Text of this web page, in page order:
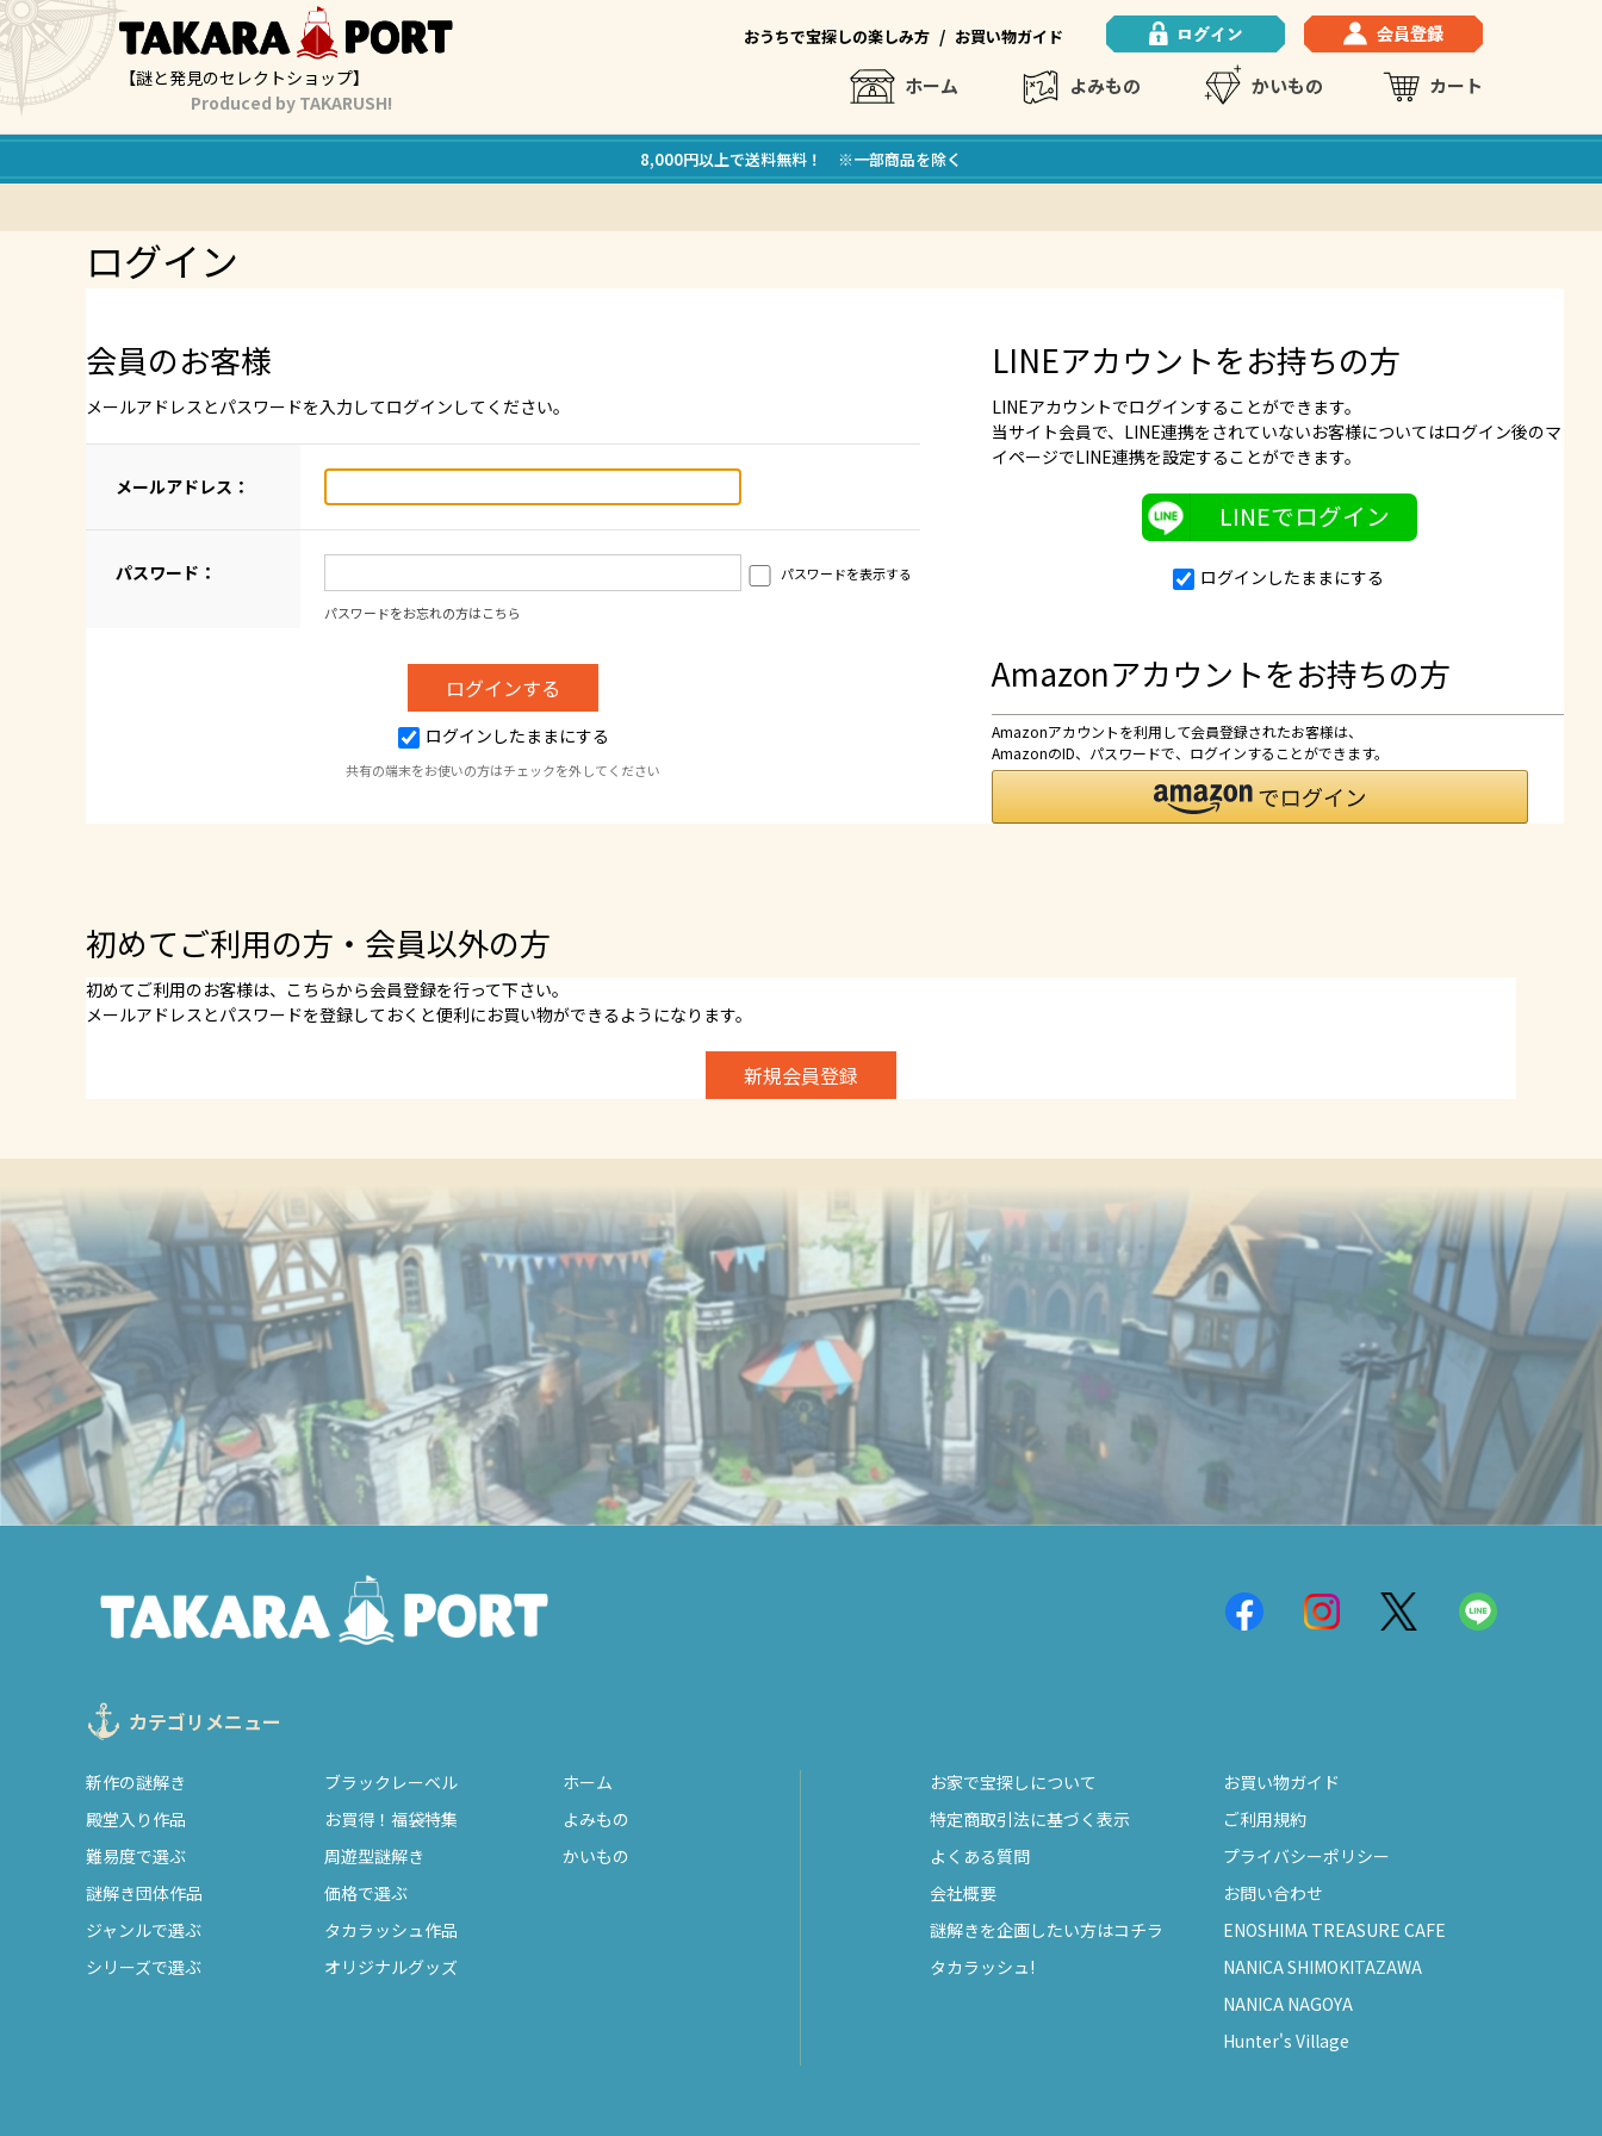
【謎と発見のセレクトショップ】
Produced by TAKARUSH!
おうちで宝探しの楽しみ方 / お買い物ガイド
ホーム よみもの かいもの カート
8,000円以上で送料無料！ ※一部商品を除く
ログイン
会員のお客様
メールアドレスとパスワードを入力してログインしてください。
メールアドレス：
パスワード： パスワードを表示する
パスワードをお忘れの方はこちら
ログインしたままにする
共有の端末をお使いの方はチェックを外してください
LINEアカウントをお持ちの方
LINEアカウントでログインすることができます。
当サイト会員で、LINE連携をされていないお客様についてはログイン後のマ
イページでLINE連携を設定することができます。
LINEでログイン
ログインしたままにする
Amazonアカウントをお持ちの方
Amazonアカウントを利用して会員登録されたお客様は、
AmazonのID、パスワードで、ログインすることができます。
初めてご利用の方・会員以外の方
初めてご利用のお客様は、こちらから会員登録を行って下さい。
メールアドレスとパスワードを登録しておくと便利にお買い物ができるようになります。
カテゴリメニュー
新作の謎解き
殿堂入り作品
難易度で選ぶ
謎解き団体作品
ジャンルで選ぶ
シリーズで選ぶ
ブラックレーベル
お買得！福袋特集
周遊型謎解き
価格で選ぶ
タカラッシュ作品
オリジナルグッズ
ホーム
よみもの
かいもの
お家で宝探しについて
特定商取引法に基づく表示
よくある質問
会社概要
謎解きを企画したい方はコチラ
タカラッシュ!
お買い物ガイド
ご利用規約
プライバシーポリシー
お問い合わせ
ENOSHIMA TREASURE CAFE
NANICA SHIMOKITAZAWA
NANICA NAGOYA
Hunter's Village